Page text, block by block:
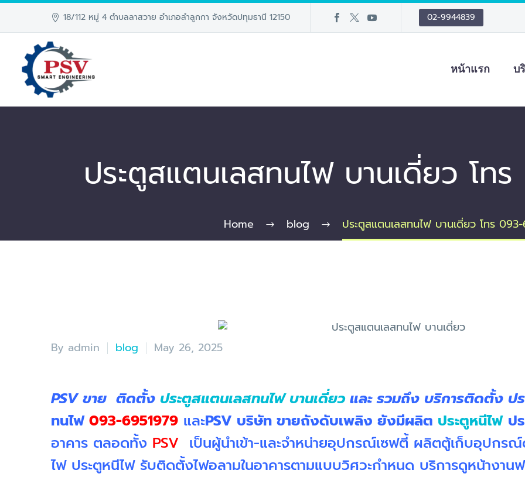
18/112 หมู่ 4 ตำบลลาสวาย อำเภอลำลูกกา จังหวัดปทุมธานี 12150 02-9944839
หน้าแรก บ
ประตูสแตนเลสทนไฟ บานเดี่ยว โท
Home blog ประตูสแตนเลสทนไฟ บานเดี่ยว โทร
By admin blog May 26, 2025
PSV ขาย ติดตั้ง ประตูสแตนเลสทนไฟ บานเดี่ยวและ รวมถึง บริการติดตั้ง ป
ทนไฟ093-6951979 และPSV บริษัท ขายถังดับเพลิง ยังมีผลิต ประตูหนีไฟ ป
อาคาร ตลอดทั้ง PSV เป็นผู้นำเข้า-และจำหน่ายอุปกรณ์เซฟตี้ ผลิตตู้เก็บอุปกร
ไฟ ประตูหนีไฟ รับติดตั้งไฟอลามในอาคารตามแบบวิศวะกำหนด บริการดูหน้างาน